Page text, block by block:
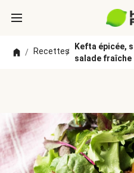
/ Recettes
/
Kefta épicée,
salade fraîche